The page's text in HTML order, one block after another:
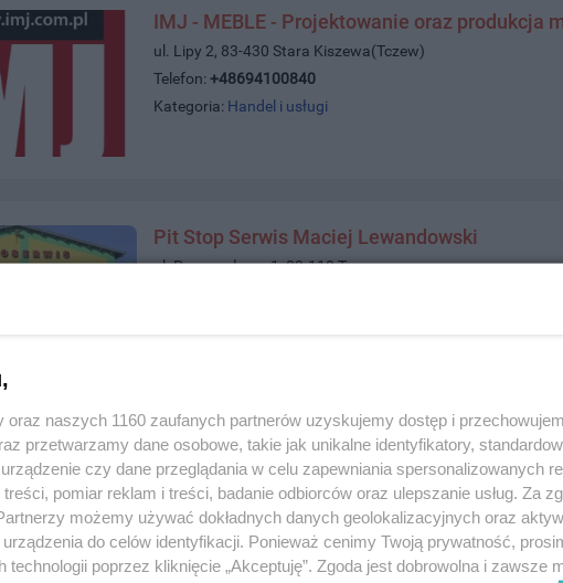
IMJ - MEBLE - Projektowanie oraz produkcja
ul. Lipy 2, 83-430 Stara Kiszewa(Tczew)
Telefon:+48694100840
Kategoria: Handel i usługi
Pit Stop Serwis Maciej Lewandowski
ul. Przemysłowa 1, 83-110 Tczew
Domu Tczew
83-110 Tczew
usługi
oraz naszych 1160 zaufanych partnerów uzyskujemy dostęp i
przetwarzamy dane osobowe, takie jak unikalne identyfikatory,
czy dane przeglądania w celu zapewniania spersonalizowanych
pomiar reklam i treści, badanie odbiorców oraz ulepszanie usług. Za
możemy używać dokładnych danych geolokalizacyjnych oraz
do celów identyfikacji. Ponieważ cenimy Twoją prywatność,
technologii poprzez kliknięcie „Akceptuję”. Zgoda jest dobrowolna i zawsze